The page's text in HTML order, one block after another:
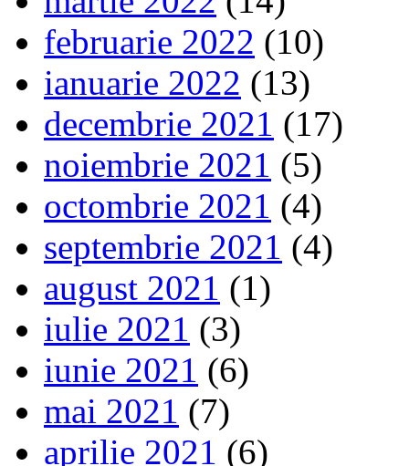
februarie 2022 (10)
ianuarie 2022 (13)
decembrie 2021 (17)
noiembrie 2021 (5)
octombrie 2021 (4)
septembrie 2021 (4)
august 2021 (1)
iulie 2021 (3)
iunie 2021 (6)
mai 2021 (7)
aprilie 2021 (6)